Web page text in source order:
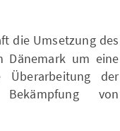
die Umsetzung des
Dänemark um eine
Überarbeitung der
von